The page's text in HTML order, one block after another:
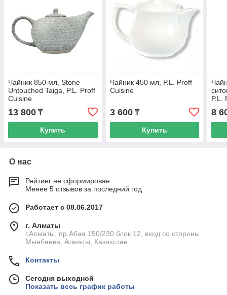
Чайник 850 мл, Stone
Untouched Taiga, P.L. Proff
Cuisine
13 800 ₸
Купить
Чайник 450 мл, P.L. Proff
Cuisine
3 600₸
Купить
P.L.
8
О нас
Рейтинг не сформирован
Менее 5 отзывов за последний год
Работает с 08.06.2017
г. Алматы
г.Алматы, пр.Абая 150/230 блок 12, вход со стороны
Мынбаева, Алматы, Казахстан
Контакты
Сегодня выходной
Показать весь график работы